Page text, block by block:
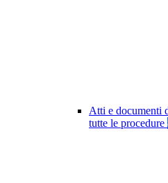
Atti e documenti
tutte le procedure